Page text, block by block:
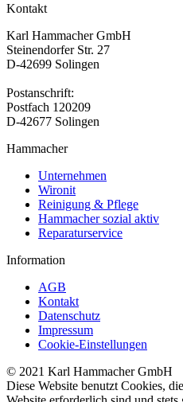
Kontakt
Karl Hammacher GmbH
Steinendorfer Str. 27
D-42699 Solingen
Postanschrift:
Postfach 120209
D-42677 Solingen
Hammacher
Unternehmen
Wironit
Reinigung & Pflege
Hammacher sozial aktiv
Reparaturservice
Information
AGB
Kontakt
Datenschutz
Impressum
Cookie-Einstellungen
© 2021 Karl Hammacher GmbH
Diese Website benutzt Cookies,